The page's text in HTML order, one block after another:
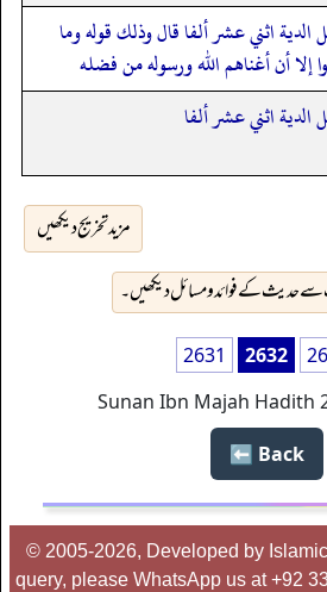
اثني عشر ألفا قال وذلك قوله وما
إلا أن أغناهم الله ورسوله من فضله
اثني عشر ألفا
مزید تخریج دیکھیں
حدیث کے فوائد و مسائل دیکھیں۔
2631 2632
Sunan Ibn Majah Hadith
Back ⬅️
© 2005-2026, Developed by
query, please WhatsApp us at +92